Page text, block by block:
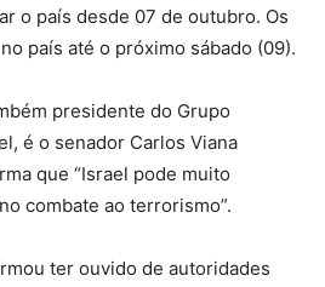
o país desde 07 de outubro. Os
país até o próximo sábado (09).
presidente do Grupo
é o senador Carlos Viana
que “Israel pode muito
combate ao terrorismo”.
ter ouvido de autoridades